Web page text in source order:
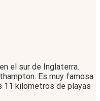
el sur de Inglaterra.
Es muy famosa
11 kilometros de playas